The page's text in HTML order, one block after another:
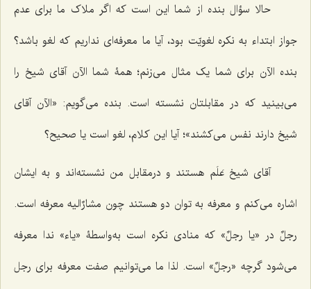
حالا سؤال بنده از شما این است که اگر ملاک ما برای عدم
جواز ابتداء به نکره لغویّت بود، آیا ما معرفه‌ای نداریم که لغو باشد؟
بنده الآن برای شما یک مثال می‌زنم؛ همۀ شما الآن آقای شیخ را
می‌بینید که در مقابلتان نشسته است. بنده می‌گویم: «الآن آقای
شیخ دارند نفس می‌کشند»؛ آیا این کلام، لغو است یا صحیح؟
آقای شیخ عَلَم هستند و درمقابل من نشسته‌اند و به ایشان
اشاره می‌کنم و معرفه به توان دو هستند چون مشارٌالیه معرفه است.
رجلٌ در «یا رجلٌ» که منادی نکره است به‌واسطۀ «یاء» ندا معرفه
می‌شود گرچه «رجلٌ» است. لذا ما می‌توانیم صفت معرفه برای رجل